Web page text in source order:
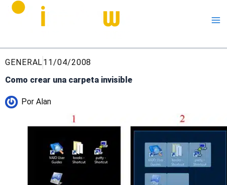
GENERAL11/04/2008
Como crear una carpeta invisible
Por Alan